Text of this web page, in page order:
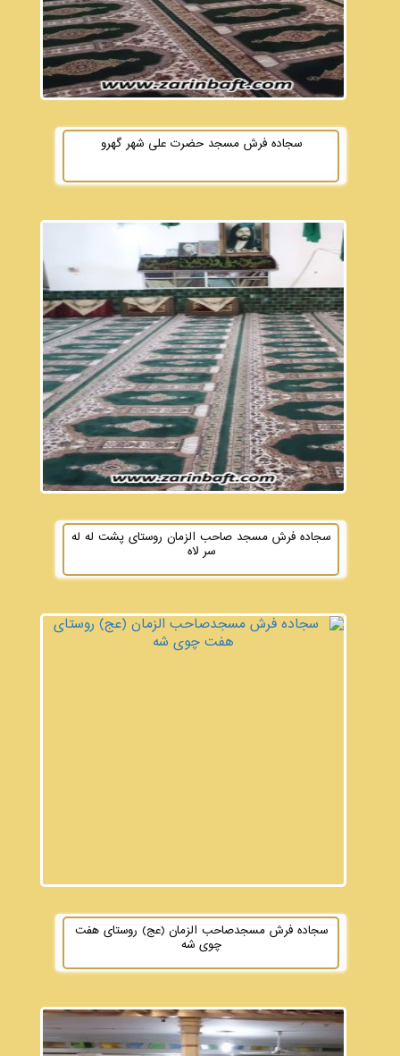
سجاده فرش مسجد حضرت علی شهر گهرو
سجاده فرش مسجد صاحب الزمان روستای پشت له له
سر لاه
سجاده فرش مسجدصاحب الزمان (عج) روستای هفت
چوی شه